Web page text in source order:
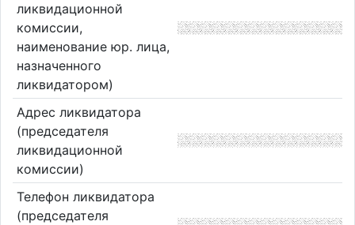
ликвидационной
комиссии,
наименование юр. лица,
назначенного
ликвидатором)
Адрес ликвидатора
(председателя
ликвидационной
комиссии)
Телефон ликвидатора
(председателя